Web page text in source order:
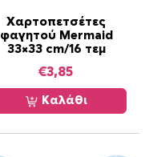
Χαρτοπετσέτες
φαγητού Mermaid
33×33 cm/16 τεμ
€3,85
Καλάθι